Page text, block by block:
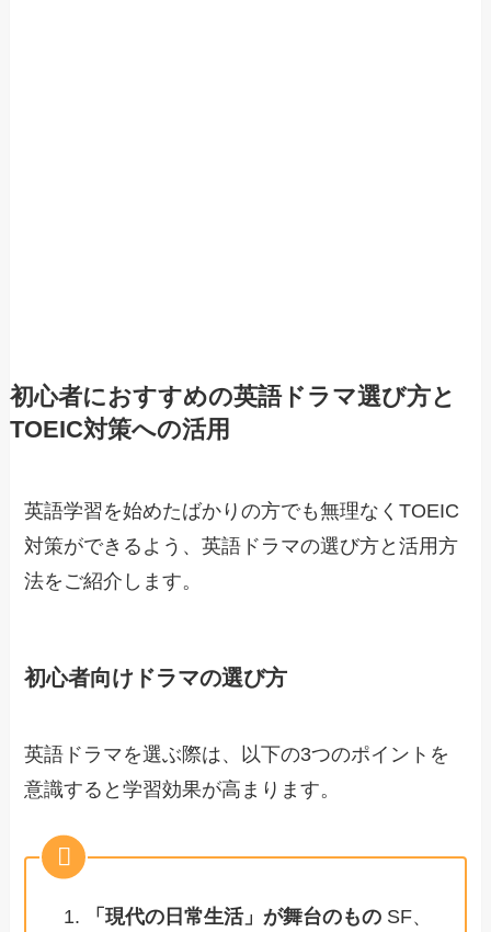
初心者におすすめの英語ドラマ選び方と
TOEIC対策への活用
英語学習を始めたばかりの方でも無理なくTOEIC
対策ができるよう、英語ドラマの選び方と活用方
法をご紹介します。
初心者向けドラマの選び方
英語ドラマを選ぶ際は、以下の3つのポイントを
意識すると学習効果が高まります。
「現代の日常生活」が舞台のもの SF、